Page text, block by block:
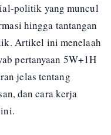
politik yang muncul
hingga tantangan
Artikel ini menelaah
pertanyaan 5W+1H
jelas tentang
dan cara kerja